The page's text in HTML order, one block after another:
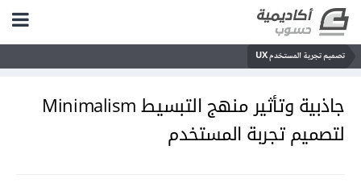
تصميم تجربة المستخدم UX
جاذبية وتأثير منهج التبسيط Minimalism
لتصميم تجربة المستخدم